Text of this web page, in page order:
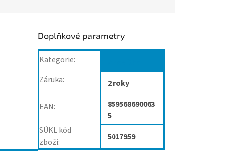
Doplňkové parametry
Kategorie:
Záruka: 2 roky
EAN:
859568690063
5
SÚKL kód
zboží: 5017959